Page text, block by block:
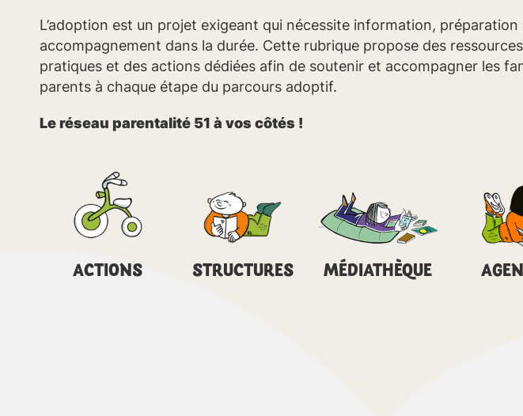
L’adoption est un projet exigeant qui nécessite information, préparation
accompagnement dans la durée. Cette rubrique propose des ressources
pratiques et des actions dédiées afin de soutenir et accompagner les
parents à chaque étape du parcours adoptif.
Le réseau parentalité 51 à vos côtés !
ACTIONS STRUCTURES MÉDIATHÈQUE